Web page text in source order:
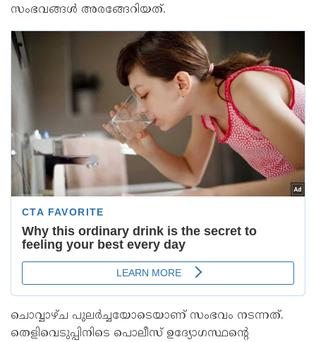
സംഭവങ്ങൾ അരങ്ങേറിയത്.
ചൊവ്വാഴ്ച പുലർച്ചയോടെയാണ് സംഭവം നടന്നത്.
തെളിവെടുപ്പിനിടെ പൊലീസ് ഉദ്യോഗസ്ഥന്റെ